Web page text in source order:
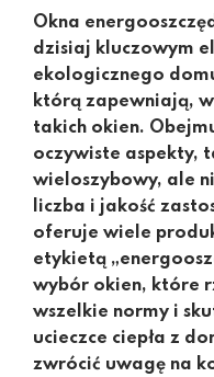
Okna
dzisiaj kluczowym
ekologicznego
którą zapewniają,
takich okien.
oczywiste aspekty,
wieloszybowy, ale
liczba i jakość
oferuje wiele
etykietą
wybór okien, które
wszelkie normy i
ucieczce ciepła z
zwrócić uwagę na